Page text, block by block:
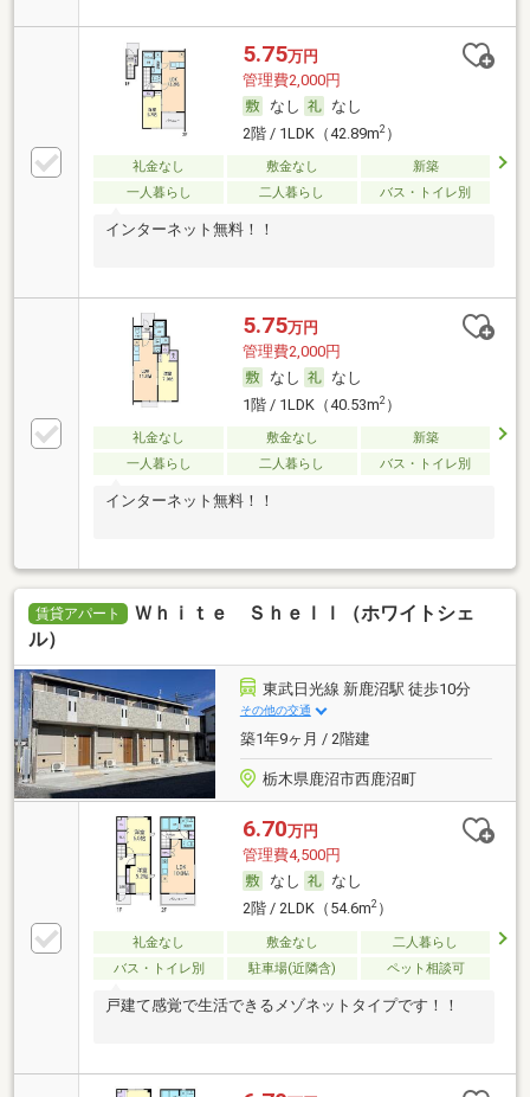
5.75万円
管理費2,000円
なし
なし
2階 / 1LDK（42.89m2）
礼金なし 敷金なし
新築
一人暮らし
二人暮らし バス・トイレ別
インターネット無料！！
5.75万円
管理費2,000円
なし
なし
1階 / 1LDK（40.53m2）
礼金なし 敷金なし
新築
一人暮らし
二人暮らし バス・トイレ別
インターネット無料！！
賃貸アパート
Ｗｈｉｔｅ Ｓｈｅｌｌ（ホワイトシェ
ル）
東武日光線 新鹿沼駅 徒歩10分
その他の交通
築1年9ヶ月 / 2階建
栃木県鹿沼市西鹿沼町
6.70万円
管理費4,500円
なし
なし
2階 / 2LDK（54.6m2）
礼金なし 敷金なし
二人暮らし
バス・トイレ別
駐車場(近隣含) ペット相談可
戸建て感覚で生活できるメゾネットタイプです！！